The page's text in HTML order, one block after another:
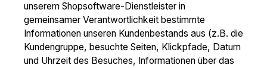
unserem Shopsoftware-Dienstleister in
gemeinsamer Verantwortlichkeit bestimmte
Informationen unseren Kundenbestands aus (z.B. die
Kundengruppe, besuchte Seiten, Klickpfade, Datum
und Uhrzeit des Besuches, Informationen über das